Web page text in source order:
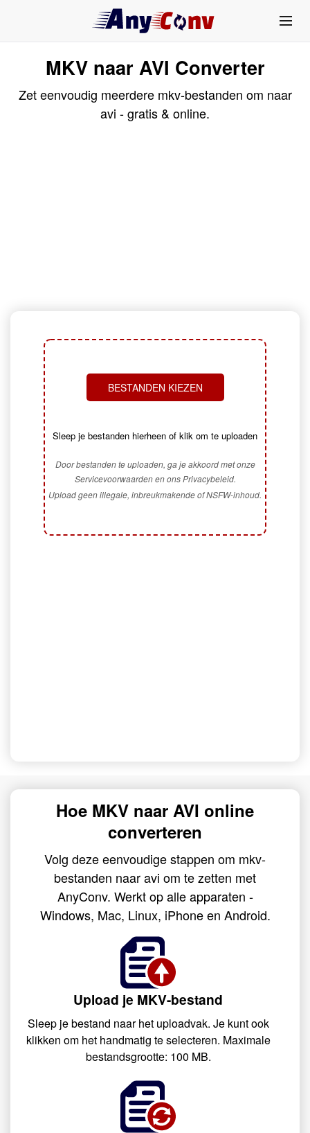
MKV naar AVI Converter
Zet eenvoudig meerdere mkv-bestanden om naar
avi - gratis & online.
BESTANDEN KIEZEN
Sleep je bestanden hierheen of klik om te uploaden
Door bestanden te uploaden, ga je akkoord met onze
Servicevoorwaarden en ons Privacybeleid.
Upload geen illegale, inbreukmakende of NSFW-inhoud.
Hoe MKV naar AVI online
converteren
Volg deze eenvoudige stappen om mkv-
bestanden naar avi om te zetten met
AnyConv. Werkt op alle apparaten -
Windows, Mac, Linux, iPhone en Android.
Upload je MKV-bestand
Sleep je bestand naar het uploadvak. Je kunt ook
klikken om het handmatig te selecteren. Maximale
bestandsgrootte: 100 MB.